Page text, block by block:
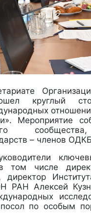
круглый
Мероприятие
– членов
том числе
РАН Алексей
по особым